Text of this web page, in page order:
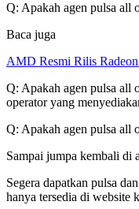
Q: Apakah agen pulsa all
Baca juga
AMD Resmi Rilis
Q: Apakah agen pulsa all
operator yang
Q: Apakah agen pulsa all
Sampai jumpa kembali di
Segera dapatkan pulsa
hanya tersedia di website